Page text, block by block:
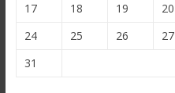
17
18 19 20
24
25 26 27
31